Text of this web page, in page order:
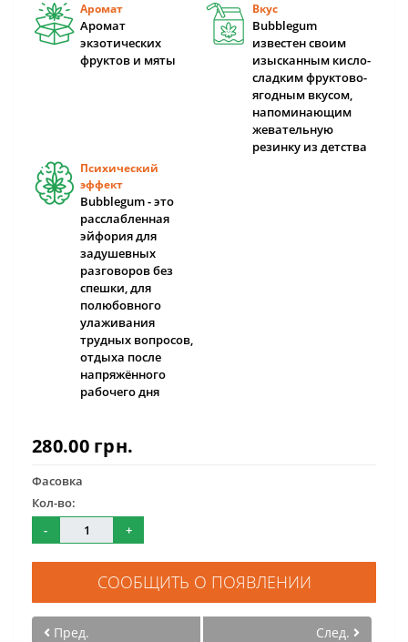
Аромат
Аромат
экзотических
фруктов и мяты
Вкус
Bubblegum
известен своим
изысканным кисло-
сладким фруктово-
ягодным вкусом,
напоминающим
жевательную
резинку из детства
Психический
эффект
Bubblegum - это
расслабленная
эйфория для
задушевных
разговоров без
спешки, для
полюбовного
улаживания
трудных вопросов,
отдыха после
напряжённого
рабочего дня
280.00 грн.
Фасовка
Кол-во:
-
+
СООБЩИТЬ О ПОЯВЛЕНИИ
Пред. След.